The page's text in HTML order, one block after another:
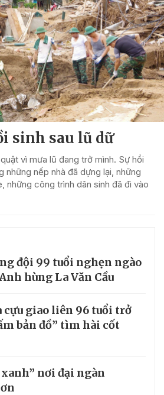
sinh sau lũ dữ
vì mưa lũ đang trở mình. Sự hồi
những nếp nhà đã dựng lại, những
những công trình dân sinh đã đi vào
đội 99 tuổi nghẹn ngào
hùng La Văn Cầu
cựu giao liên 96 tuổi trở
bản đồ” tìm hài cốt
xanh” nơi đại ngàn